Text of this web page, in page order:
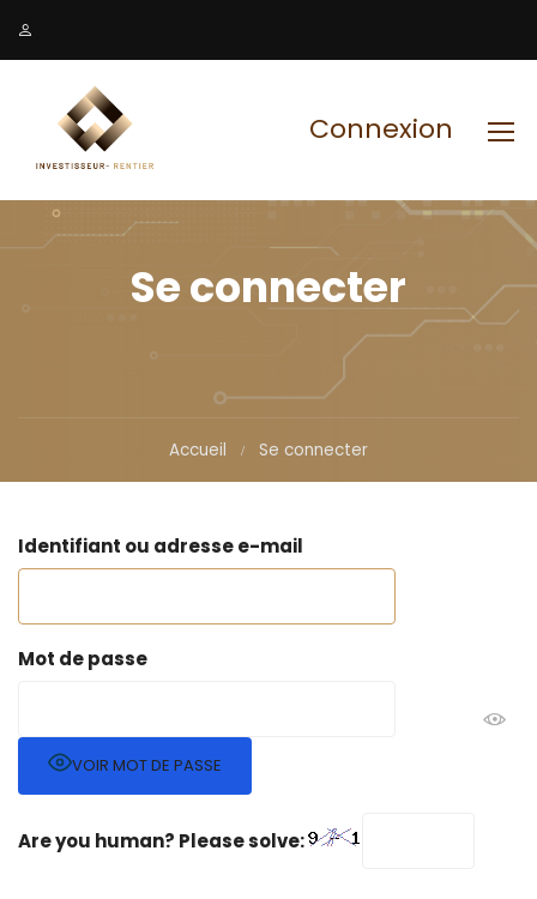
Connexion
Se connecter
Accueil Se connecter
Identifiant ou adresse e-mail
Mot de passe
VOIR MOT DE PASSE
Are you human? Please solve: